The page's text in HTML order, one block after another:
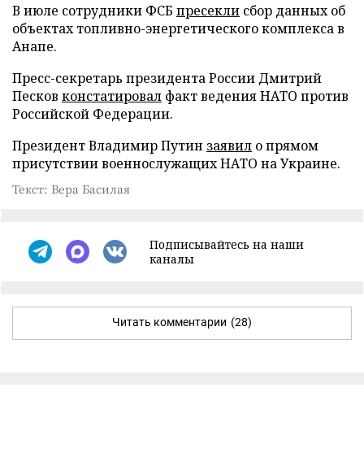
В июле сотрудники ФСБ пресекли сбор данных об
объектах топливно-энергетического комплекса в
Анапе.
Пресс-секретарь президента России Дмитрий
Песков констатировал факт ведения НАТО против
Российской Федерации.
Президент Владимир Путин заявил о прямом
присутствии военнослужащих НАТО на Украине.
Текст: Вера Басилая
Подписывайтесь на наши
каналы
Читать комментарии (28)